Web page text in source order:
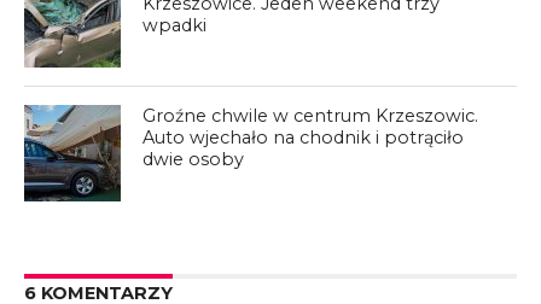
wpadki
Groźne chwile w centrum Krzeszowic.
Auto wjechało na chodnik i potrąciło
dwie osoby
6 KOMENTARZY